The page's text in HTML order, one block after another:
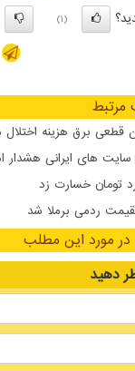
(1)
مرتبط
قطعی برق هزینه
سایت های ایرانی هشدار
ردمی برملا شد
در مورد این مطلب
دهید